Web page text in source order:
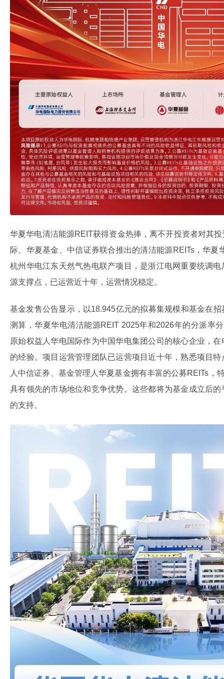
华夏华电清洁能源REIT获得资金热捧，离不开投资者对其
际、华夏基金、中信证券联合推出的清洁能源REITs，华夏
杭州华电江东天然气热电联产项目，是浙江电网重要统调
源支撑点，已运营近十年，运营情况稳定。
基金发售公告显示，以18.945亿元的拟募集规模和基金在
测算，华夏华电清洁能源REIT 2025年和2026年的分派率
原始权益人华电国际作为中国华电集团公司的核心企业，
的经验。项目运营管理团队已运营项目近十年，熟悉项目
人中信证券、基金管理人华夏基金拥有丰富的公募REITs，
具有领先的市场地位和竞争优势。这些都将为基金成立后
的支持。